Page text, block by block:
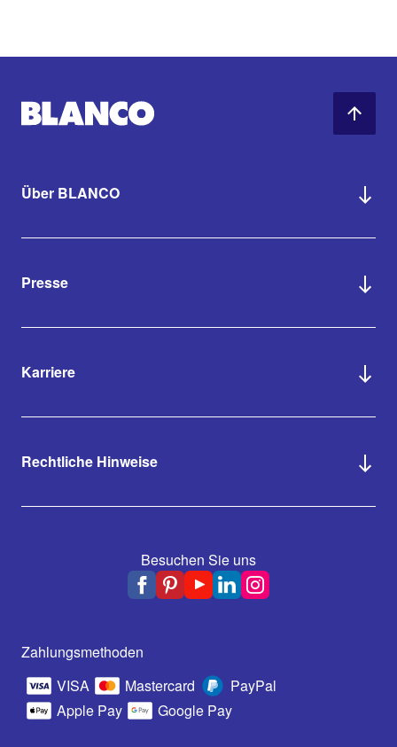
Über BLANCO
Presse
Karriere
Rechtliche Hinweise
Besuchen Sie uns
Zahlungsmethoden
VISA
Mastercard
PayPal
Apple Pay
Google Pay